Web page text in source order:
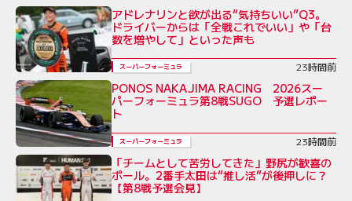
アドレナリンと欲が出る“気持ちいい”Q3。
ドライバーからは「全戦これでいい」や「台
数を増やして」といった声も
スーパーフォーミュラ 23時間前
PONOS NAKAJIMA RACING 2026スー
パーフォーミュラ第8戦SUGO 予選レポー
ト
スーパーフォーミュラ 23時間前
「チームとして苦労してきた」野尻が歓喜の
ポール。2番手太田は“推し活”が後押しに？
【第8戦予選会見】